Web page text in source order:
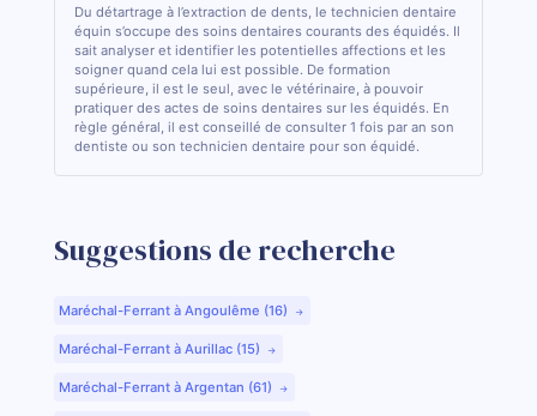
Du détartrage à l’extraction de dents, le technicien dentaire
équin s’occupe des soins dentaires courants des équidés. Il
sait analyser et identifier les potentielles affections et les
soigner quand cela lui est possible. De formation
supérieure, il est le seul, avec le vétérinaire, à pouvoir
pratiquer des actes de soins dentaires sur les équidés. En
règle général, il est conseillé de consulter 1 fois par an son
dentiste ou son technicien dentaire pour son équidé.
Suggestions de recherche
Maréchal-Ferrant à Angoulême (16)
Maréchal-Ferrant à Aurillac (15)
Maréchal-Ferrant à Argentan (61)